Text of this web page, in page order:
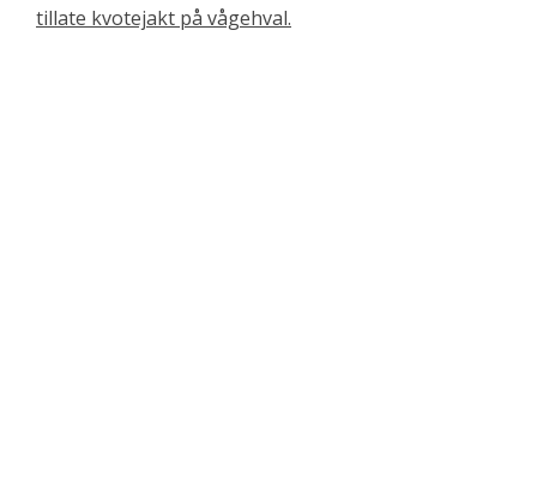
tillate kvotejakt på vågehval.